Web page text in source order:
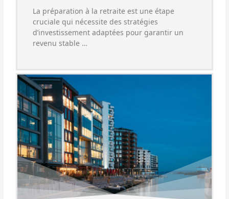
La préparation à la retraite est une étape
cruciale qui nécessite des stratégies
d’investissement adaptées pour garantir un
revenu stable …